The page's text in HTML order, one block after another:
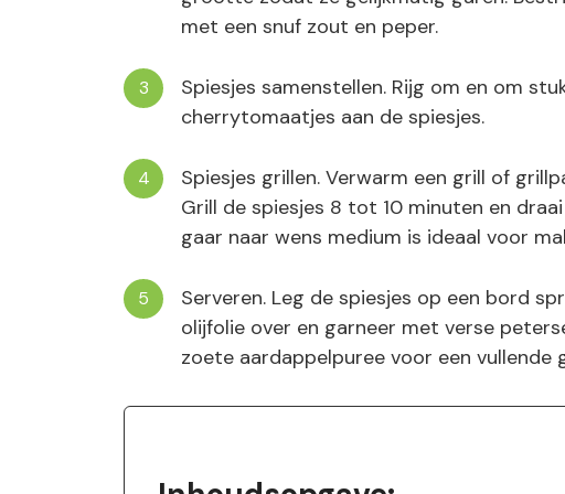
met een snuf zout en peper.
Spiesjes samenstellen. Rijg om en om
cherrytomaatjes aan de spiesjes.
Spiesjes grillen. Verwarm een grill of
Grill de spiesjes 8 tot 10 minuten en
gaar naar wens medium is ideaal voor
Serveren. Leg de spiesjes op een bord
olijfolie over en garneer met verse
zoete aardappelpuree voor een vullende